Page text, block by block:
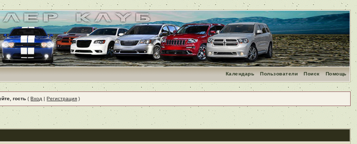
Помощь
Поиск
Пользователи
Календарь
гость (Вход |Регистрация )